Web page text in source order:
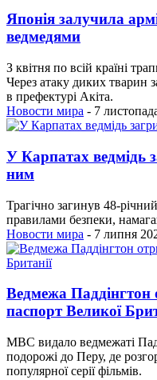
Японія залучила
ведмедями
З квітня по всій країні
Через атаку диких тварин
в префектурі Акіта.
Новости мира - 7
У Карпатах ведмідь
ним
Трагічно загинув 48-
правилами безпеки,
Новости мира - 7 липня
Ведмежа Паддінгтон
паспорт Великої
МВС видало ведмежаті
подорожі до Перу, де
популярної серії фільмів.